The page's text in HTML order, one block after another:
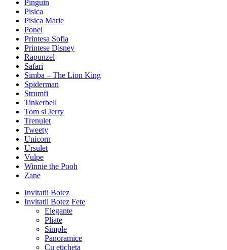
Pinguin
Pisica
Pisica Marie
Ponei
Printesa Sofia
Printese Disney
Rapunzel
Safari
Simba – The Lion King
Spiderman
Strumfi
Tinkerbell
Tom si Jerry
Trenulet
Tweety
Unicorn
Ursulet
Vulpe
Winnie the Pooh
Zane
Invitatii Botez
Invitatii Botez Fete
Elegante
Pliate
Simple
Panoramice
Cu eticheta